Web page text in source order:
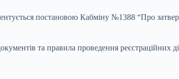
постановою Кабміну №1388 “Про
та правила проведення реєстраційних